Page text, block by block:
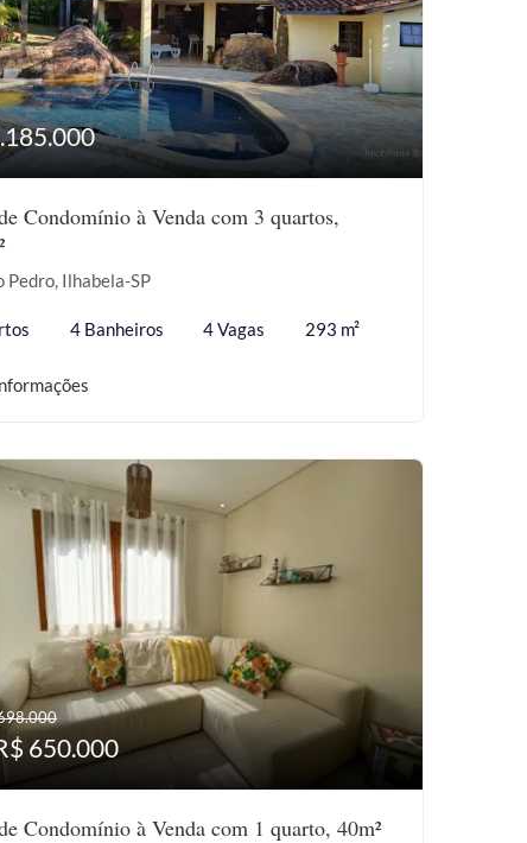
Condomínio à Venda com 3 quartos,
Pedro, Ilhabela-SP
4 Banheiros 4 Vagas 293 m²
650.000
Condomínio à Venda com 1 quarto, 40m²